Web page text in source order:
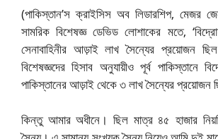
(পাকিস্তান’স ক্রাইসিস অব লিডারশিপ, মেজর
সামরিক বিশেষজ্ঞ ডেভিড লোশাকের মতে,
সেনাবাহিনীর আড়াই লাখ সৈন্যের প্রয়োজন
বিশেষজ্ঞদের হিসাব অনুযায়ীও পূর্ব পাকিস্তানে
পাকিস্তানের আড়াই থেকে ৩ লাখ সৈন্যের প্রয়োজন
কিন্তু আমার অধীনে। ছিল মাত্র ৪৫ হাজার